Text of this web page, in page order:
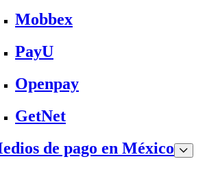
Mobbex
PayU
Openpay
GetNet
de pago en México